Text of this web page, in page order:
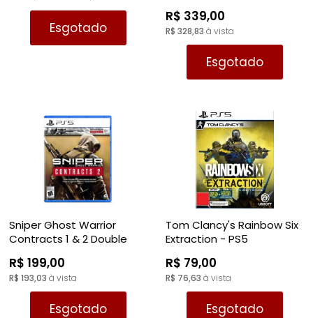
Esgotado
R$ 339,00
R$ 328,83 à vista
Esgotado
Sniper Ghost Warrior
Contracts 1 & 2 Double
R$ 199,00
R$ 193,03 à vista
Esgotado
Tom Clancy's Rainbow Six
Extraction - PS5
R$ 79,00
R$ 76,63 à vista
Esgotado